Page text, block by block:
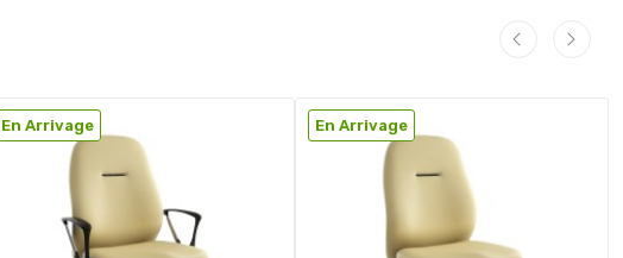
En Arrivage En Arrivage